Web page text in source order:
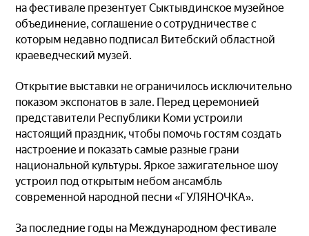
на фестивале презентует Сыктывдинское музейное
объединение, соглашение о сотрудничестве с
которым недавно подписал Витебский областной
краеведческий музей.
Открытие выставки не ограничилось исключительно
показом экспонатов в зале. Перед церемонией
представители Республики Коми устроили
настоящий праздник, чтобы помочь гостям создать
настроение и показать самые разные грани
национальной культуры. Яркое зажигательное шоу
устроил под открытым небом ансамбль
современной народной песни «ГУЛЯНОЧКА».
За последние годы на Международном фестивале